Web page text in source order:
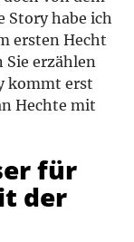
Story habe ich
ersten Hecht
erzählen
kommt erst
Hechte mit
für
der